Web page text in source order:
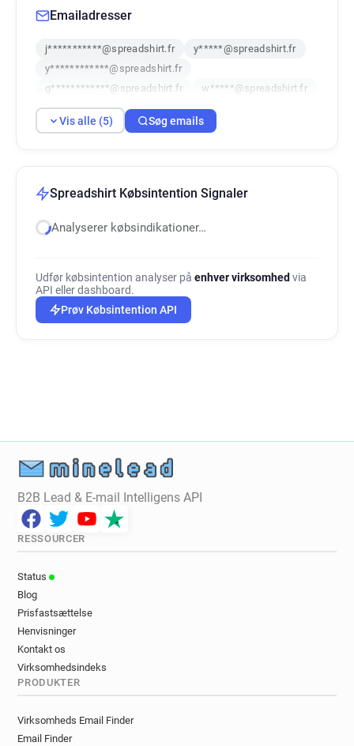
Emailadresser
j***********@spreadshirt.fr
y*****@spreadshirt.fr
y************@spreadshirt.fr
g************@spreadshirt.fr
w*****@spreadshirt.fr
Vis alle (5) Søg emails
Spreadshirt Købsintention Signaler
Analyserer købsindikationer…
Udfør købsintention analyser på enhver virksomhed via
API eller dashboard.
Prøv Købsintention API
B2B Lead & E-mail Intelligens API
RESSOURCER
Status
Blog
Prisfastsættelse
Henvisninger
Kontakt os
Virksomhedsindeks
PRODUKTER
Virksomheds Email Finder
Email Finder